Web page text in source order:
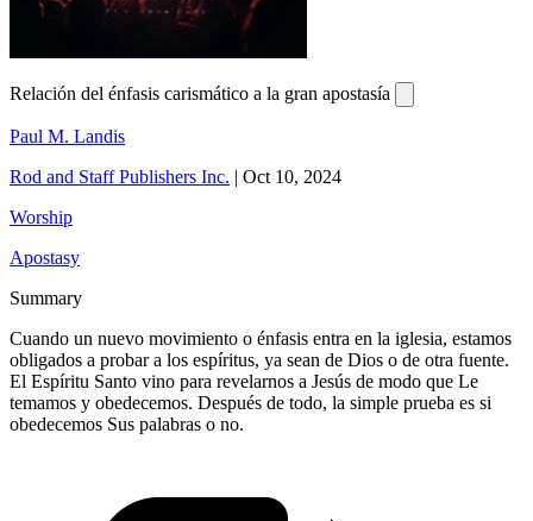
Relación del énfasis carismático a la gran apostasía
Paul M. Landis
Rod and Staff Publishers Inc. | Oct 10, 2024
Worship
Apostasy
Summary
Cuando un nuevo movimiento o énfasis entra en la iglesia, estamos
obligados a probar a los espíritus, ya sean de Dios o de otra fuente.
El Espíritu Santo vino para revelarnos a Jesús de modo que Le
temamos y obedecemos. Después de todo, la simple prueba es si
obedecemos Sus palabras o no.